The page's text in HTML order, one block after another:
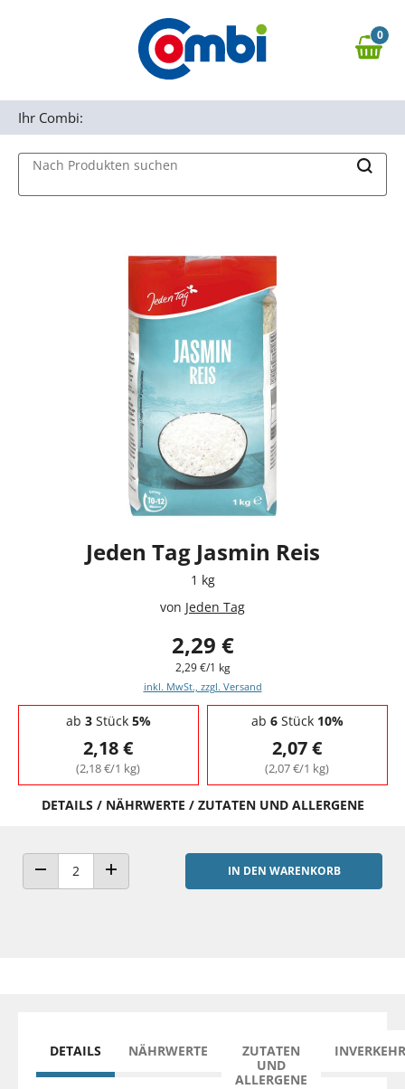
Zur Navigation springen
0,00 €
0
Nach Produkten suchen
Ihr Combi:
Jeden Tag Jasmin Reis
1 kg
von Jeden Tag
2,29 €
2,29 €/1 kg
inkl. MwSt., zzgl. Versand
Staffelpreise - Mengenrabatt
ab 3Stück 5%
2,18 €
(2,18 €/1 kg)
ab 6Stück 10%
2,07 €
(2,07 €/1 kg)
DETAILS / NÄHRWERTE / ZUTATEN UND ALLERGENE
ANZAHL VERRINGERNANZAHL ERHÖHEN
IN DEN WARENKORB
DETAILS NÄHRWERTE
ZUTATEN
UND
ALLERGENE